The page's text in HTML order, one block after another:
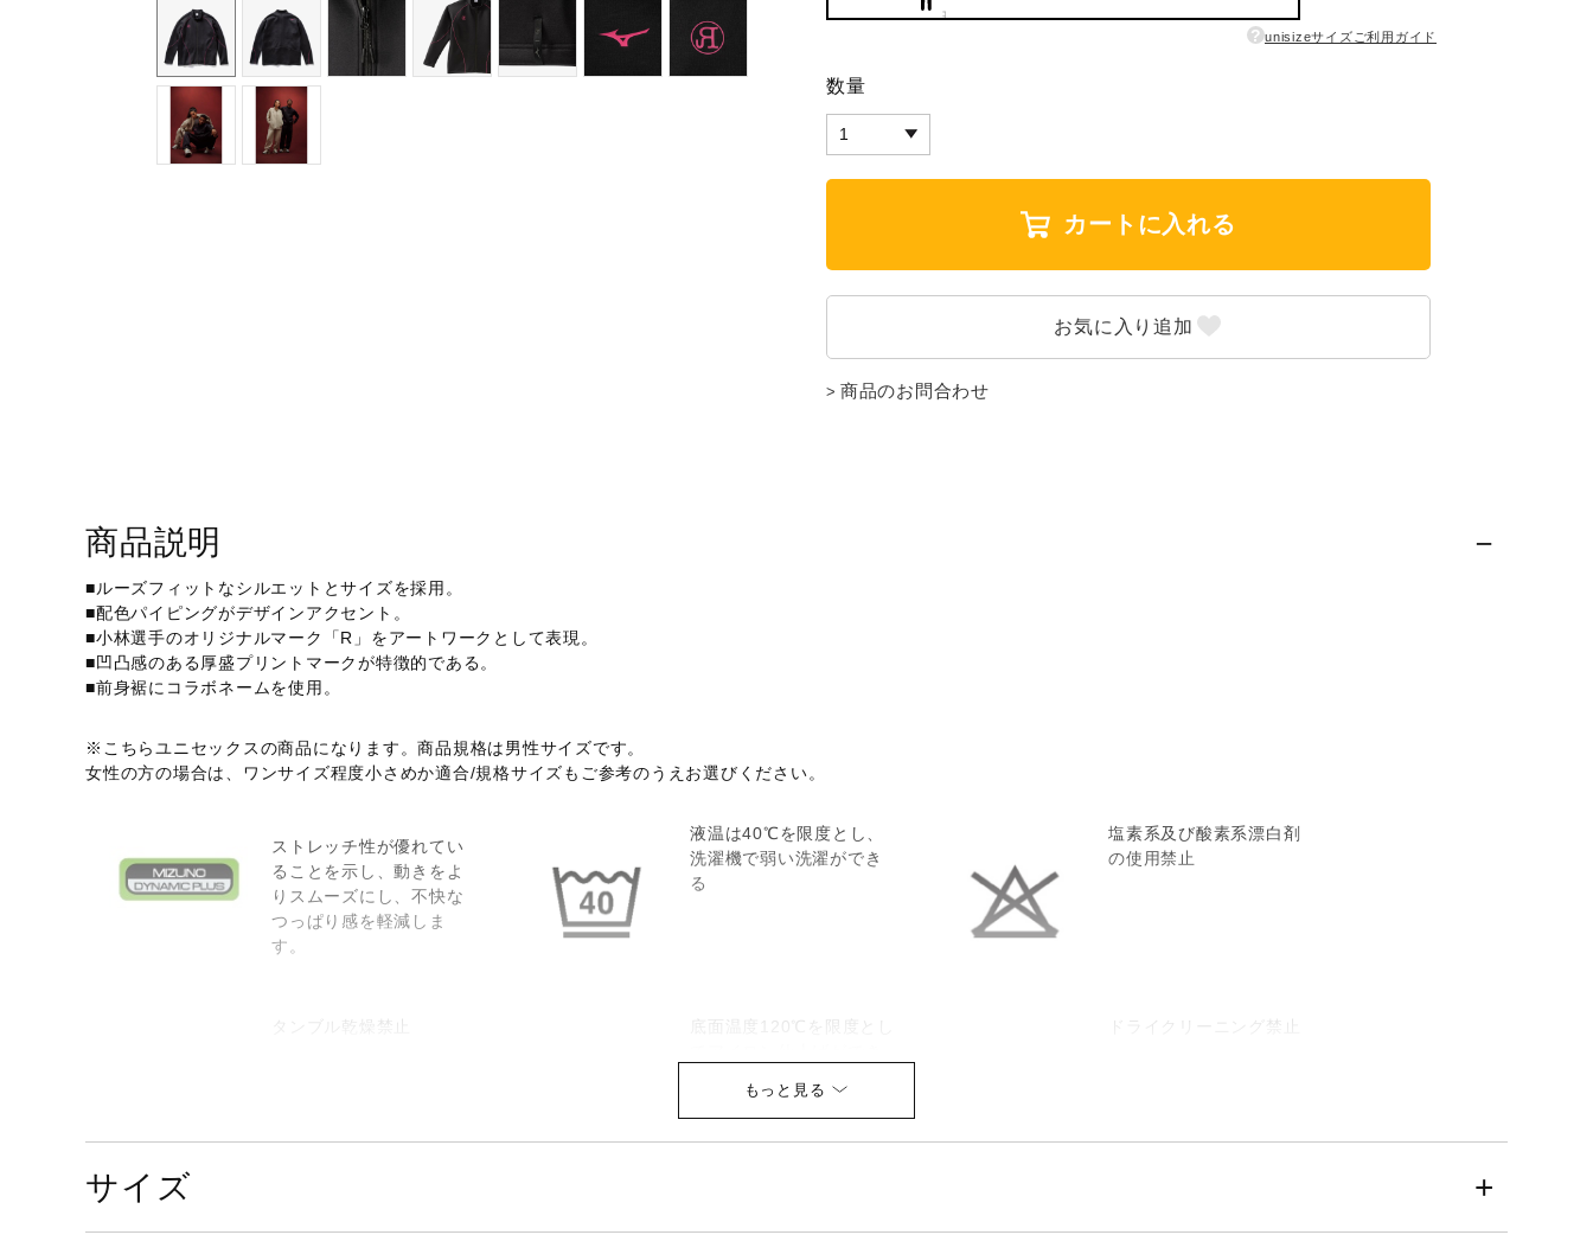
ウォーキングシューズ
ライフスタイルグッズ
寝具／ミズノスリープ
? unisizeサイズご利用ガイド
数量
カートに入れる
商品のお問合わせ
商品説明
■ルーズフィットなシルエットとサイズを採用。
■配色パイピングがデザインアクセント。
■小林選手のオリジナルマーク「R」をアートワークとして表現。
■凹凸感のある厚盛プリントマークが特徴的である。
■前身裾にコラボネームを使用。
※こちらユニセックスの商品になります。商品規格は男性サイズです。
女性の方の場合は、ワンサイズ程度小さめか適合/規格サイズもご参考のうえお選びください。
ストレッチ性が優れてい
ることを示し、動きをよ
りスムーズにし、不快な
つっぱり感を軽減しま
す。
液温は40℃を限度とし、
洗濯機で弱い洗濯ができ
る
塩素系及び酸素系漂白剤
の使用禁止
タンブル乾燥禁止
底面温度120℃を限度とし
ドライクリーニング禁止
サイズ